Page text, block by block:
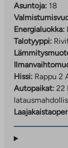
Asuntoja: 18
Energialuokka:
Talotyyppi:
Hissi: Rappu 2
Autopaikat: 22